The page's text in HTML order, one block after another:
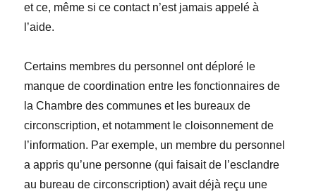
et ce, même si ce contact n’est jamais appelé à
l’aide.
Certains membres du personnel ont déploré le
manque de coordination entre les fonctionnaires de
la Chambre des communes et les bureaux de
circonscription, et notamment le cloisonnement de
l’information. Par exemple, un membre du personnel
a appris qu’une personne (qui faisait de l’esclandre
au bureau de circonscription) avait déjà reçu une